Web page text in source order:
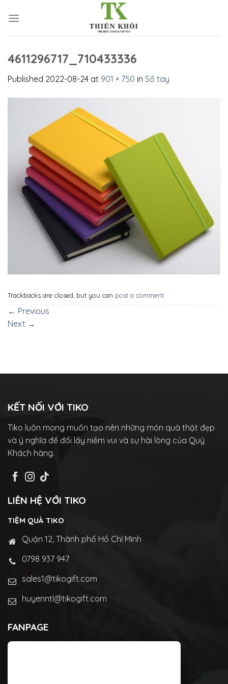
4611296717_710433336
Published 2022-08-24 at 901 × 750 in Sổ tay
Trackbacks are closed, but you can post a comment
← Previous
Next →
KẾT NỐI VỚI TIKO
Tiko luôn mong muốn tạo nên những món quà thật đẹp
và ý nghĩa để đổi lấy niềm vui và sự hài lòng của Quý
Khách hàng.
LIÊN HỆ VỚI TIKO
TIỆM QUÀ TIKO
Quận 12, Thành phố Hồ Chí Minh
0798 937 947
sales1@tikogift.com
huyenntl@tikogift.com
FANPAGE